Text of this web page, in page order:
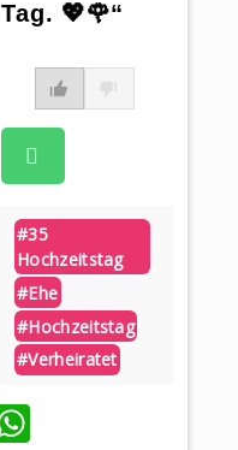
Tag. 💖🌹“
#35
Hochzeitstag
#ehe
#hochzeitstag
#verheiratet
WhatsApp